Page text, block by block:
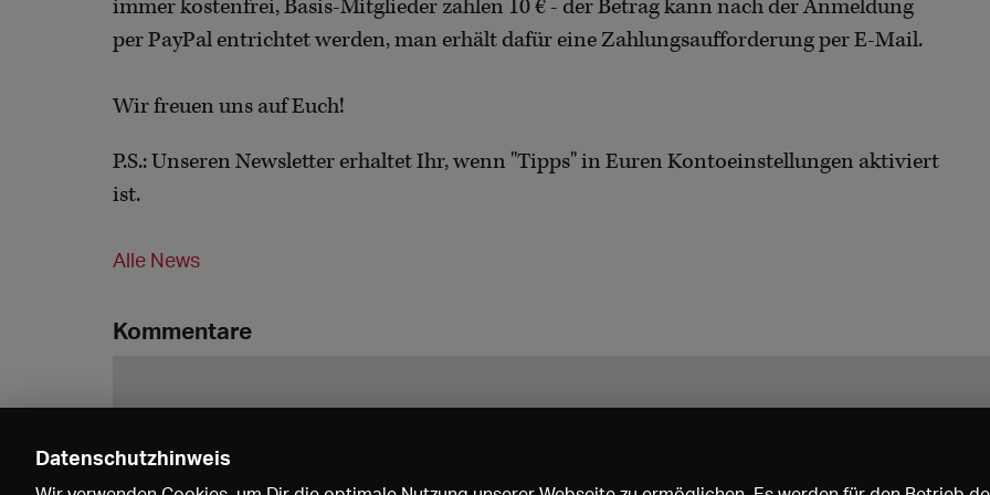
immer kostenfrei, Basis-Mitglieder zahlen 10 € - der Betrag kann nach der Anmeldung
per PayPal entrichtet werden, man erhält dafür eine Zahlungsaufforderung per E-Mail.
Wir freuen uns auf Euch!
P.S.: Unseren Newsletter erhaltet Ihr, wenn "Tipps" in Euren Kontoeinstellungen aktiviert
ist.
Alle News
Kommentare
Datenschutzhinweis